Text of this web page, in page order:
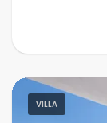
VILLA